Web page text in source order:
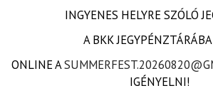
INGYENES HELYRE SZÓLÓ
A BKK
ONLINE A
IGÉNYELNI!